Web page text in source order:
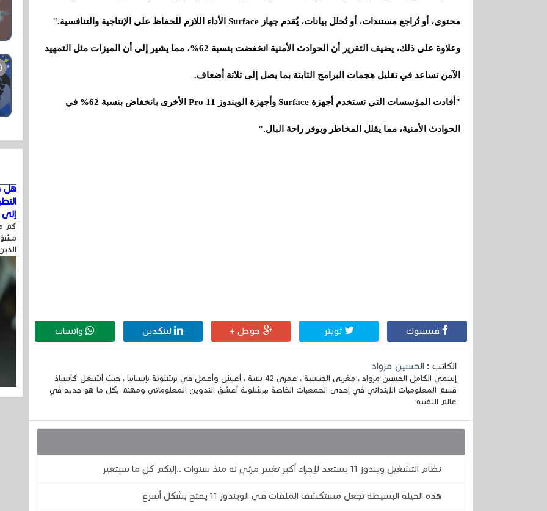
محتوى، أو تُراجع مستندات، أو تُحلل بيانات، يُقدم جهاز Surface الأداء اللازم للحفاظ على الإنتاجية والتنافسية."
وعلاوة على ذلك، يضيف التقرير أن الحوادث الأمنية انخفضت بنسبة 62%، مما يشير إلى أن الميزات مثل التمهيد
الآمن تساعد في تقليل هجمات البرامج الثابتة بما يصل إلى ثلاثة أضعاف.
"أفادت المؤسسات التي تستخدم أجهزة Surface وأجهزة الويندوز 11 Pro الأخرى بانخفاض بنسبة 62% في
الحوادث الأمنية، مما يقلل المخاطر ويوفر راحة البال."
فيسبوك تويتر جوجل + لينكدين واتساب
الكاتب : الحسين مزواد
إسمي الكامل الحسين مزواد ، مغربي الجنسية ، عمري 42 سنة ، أعيش وأعمل في برشلونة بإسبانيا ، حيث أشتغل كأستاذ
قسم المعلوميات الإبتدائي في إحدى الجمعيات الخاصة ببرشلونة أعشق التدوين المعلوماتي ومهتم بكل ما هو جديد في
عالم التقنية
نظام التشغيل ويندوز 11 يستعد لإجراء أكبر تغيير مرئي له منذ سنوات ..إليكم كل ما سيتغير
هذه الحيلة البسيطة تجعل مستكشف الملفات في الويندوز 11 يفتح بشكل أسرع
هل
إلى
كم